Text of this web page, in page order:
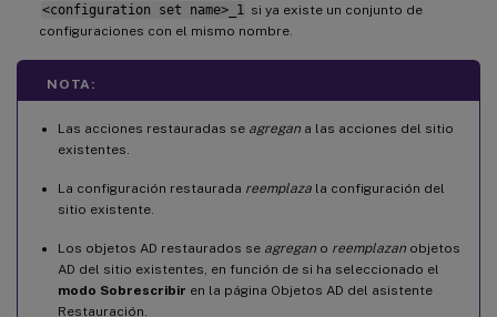
<configuration set name>_1
si ya existe un conjunto de
configuraciones con el mismo nombre.
NOTA:
Las acciones restauradas se agregan a las acciones del sitio
existentes.
La configuración restaurada reemplaza la configuración del
sitio existente.
Los objetos AD restaurados se agregan o reemplazan objetos
AD del sitio existentes, en función de si ha seleccionado el
modo Sobrescribir en la página Objetos AD del asistente
Restauración.